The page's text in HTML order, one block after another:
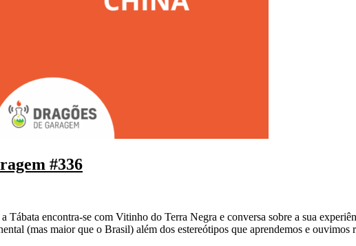
#336
Tábata encontra-se com Vitinho do Terra Negra e conversa sobre a sua
(mas maior que o Brasil) além dos estereótipos que aprendemos e ouvimos